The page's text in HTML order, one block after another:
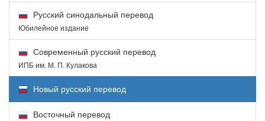
Русский синодальный перевод
Юбилейное издание
Современный русский перевод
ИПБ им. М. П. Кулакова
Новый русский перевод
Восточный перевод